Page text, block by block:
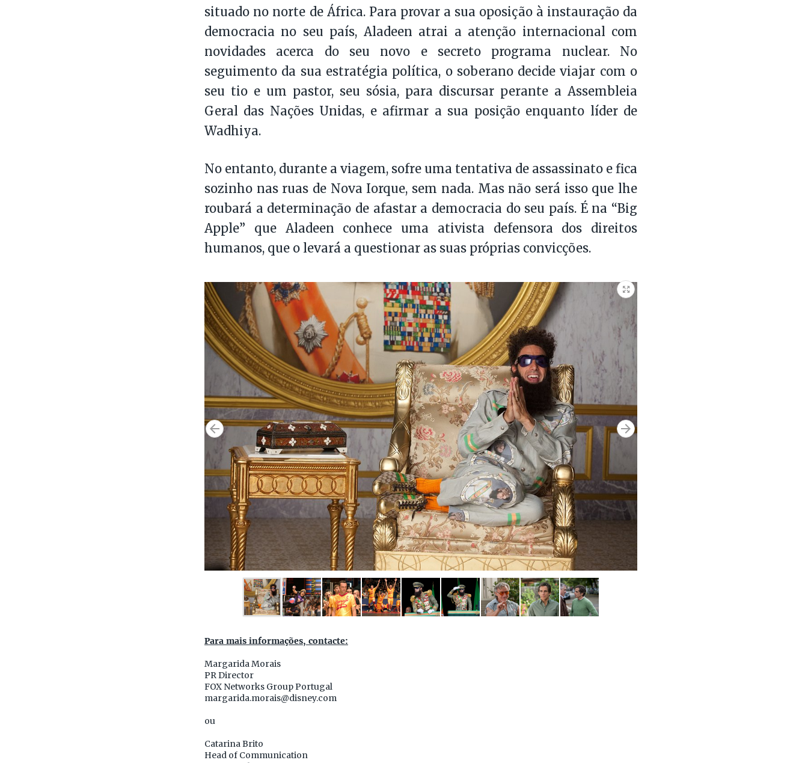
situado no norte de África. Para provar a sua oposição à instauração da
democracia no seu país, Aladeen atrai a atenção internacional com
novidades acerca do seu novo e secreto programa nuclear. No
seguimento da sua estratégia política, o soberano decide viajar com o
seu tio e um pastor, seu sósia, para discursar perante a Assembleia
Geral das Nações Unidas, e afirmar a sua posição enquanto líder de
Wadhiya.
No entanto, durante a viagem, sofre uma tentativa de assassinato e fica
sozinho nas ruas de Nova Iorque, sem nada. Mas não será isso que lhe
roubará a determinação de afastar a democracia do seu país. É na “Big
Apple” que Aladeen conhece uma ativista defensora dos direitos
humanos, que o levará a questionar as suas próprias convicções.
Para mais informações, contacte:
Margarida Morais
PR Director
FOX Networks Group Portugal
margarida.morais@disney.com
ou
Catarina Brito
Head of Communication